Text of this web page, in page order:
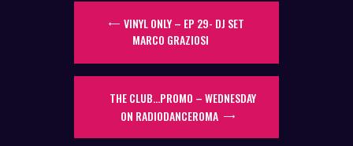
VINYL ONLY – EP 29- DJ SET
MARCO GRAZIOSI
THE CLUB…PROMO – WEDNESDAY
ON RADIODANCEROMA